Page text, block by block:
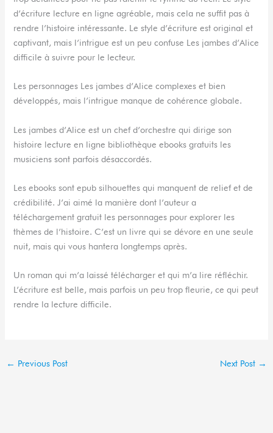
d’écriture lecture en ligne agréable, mais cela ne suffit pas à
rendre l’histoire intéressante. Le style d’écriture est original et
captivant, mais l’intrigue est un peu confuse Les jambes d’Alice
difficile à suivre pour le lecteur.
Les personnages Les jambes d’Alice complexes et bien
développés, mais l’intrigue manque de cohérence globale.
Les jambes d’Alice est un chef d’orchestre qui dirige son
histoire lecture en ligne bibliothèque ebooks gratuits les
musiciens sont parfois désaccordés.
Les ebooks sont epub silhouettes qui manquent de relief et de
crédibilité. J’ai aimé la manière dont l’auteur a
téléchargement gratuit les personnages pour explorer les
thèmes de l’histoire. C’est un livre qui se dévore en une seule
nuit, mais qui vous hantera longtemps après.
Un roman qui m’a laissé télécharger et qui m’a lire réfléchir.
L’écriture est belle, mais parfois un peu trop fleurie, ce qui peut
rendre la lecture difficile.
← Previous Post Next Post →